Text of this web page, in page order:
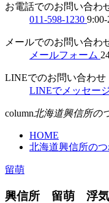
お電話でのお問い合わ
011-598-1230
メールでのお問い合わ
メールフォーム
LINEでのお問い合わせ
LINEでメッセー
column北海道興信所の
HOME
北海道興信所の
留萌
興信所 留萌 浮気